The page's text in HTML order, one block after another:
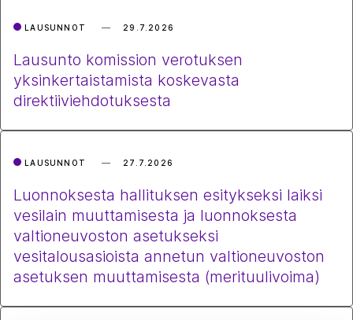
LAUSUNNOT 29.7.2026
Lausunto komission verotuksen
yksinkertaistamista koskevasta
direktiiviehdotuksesta
LAUSUNNOT 27.7.2026
Luonnoksesta hallituksen esitykseksi laiksi
vesilain muuttamisesta ja luonnoksesta
valtioneuvoston asetukseksi
vesitalousasioista annetun valtioneuvoston
asetuksen muuttamisesta (merituulivoima)